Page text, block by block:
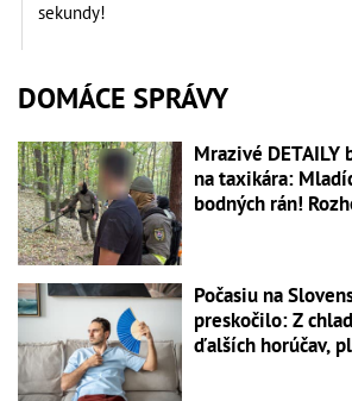
sekundy!
DOMÁCE SPRÁVY
Mrazivé
na taxikára:
bodných rán!
Počasiu na
preskočilo: Z
ďalších horúčav,